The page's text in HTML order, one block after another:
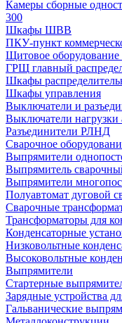
Камеры сборные
300
Шкафы ШВВ
ПКУ-пункт
Щитовое
ГРЩ главный
Шкафы
Шкафы управления
Выключатели и
Выключатели
Разъединители РЛНД
Сварочное
Выпрямители
Выпрямитель
Выпрямители
Полуавтомат дуговой
Сварочные
Трансформаторы для
Конденсаторные
Низковольтные
Высоковольтные
Выпрямители
Стартерные
Зарядные устройства
Гальванические